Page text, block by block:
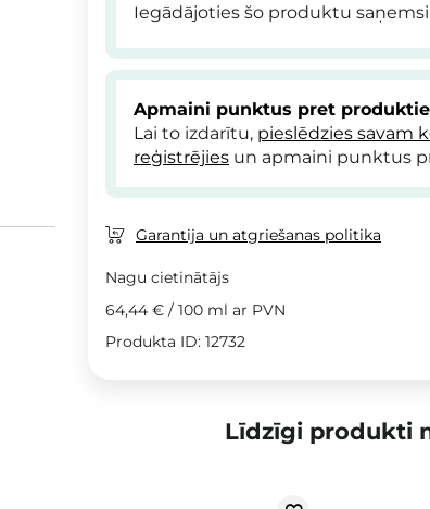
Iegādājoties šo produktu
Apmaini punktus pret
Lai to izdarītu, pieslēdzies savam
reģistrējies un apmaini punktus
Garantija un atgriešanas politika
Nagu cietinātājs
64,44 € / 100 ml ar PVN
Produkta ID: 12732
Līdzīgi produkti